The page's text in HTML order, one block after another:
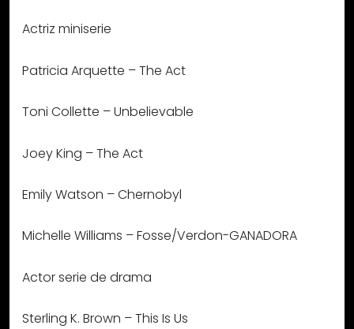
Actriz miniserie
Patricia Arquette – The Act
Toni Collette – Unbelievable
Joey King – The Act
Emily Watson – Chernobyl
Michelle Williams – Fosse/Verdon-GANADORA
Actor serie de drama
Sterling K. Brown – This Is Us